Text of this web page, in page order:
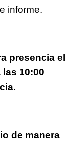
informe.
presencia el
10:00
de manera